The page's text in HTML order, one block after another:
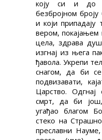
коју си и до
безбројном
и који припадају
вером, покајањем
цела, здрава
изгнај из њега
ђавола. Укрепи
снагом, да би
подвизавати,
Царство.
смрт, да би
угађао благом
стеко на
преславни